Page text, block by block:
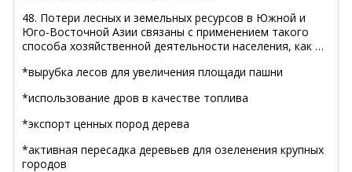
48. Потери лесных и земельных ресурсов в Южной и
Юго-Восточной Азии связаны с применением такого
способа хозяйственной деятельности населения, как …
*вырубка лесов для увеличения площади пашни
*использование дров в качестве топлива
*экспорт ценных пород дерева
*активная пересадка деревьев для озеленения крупных
городов